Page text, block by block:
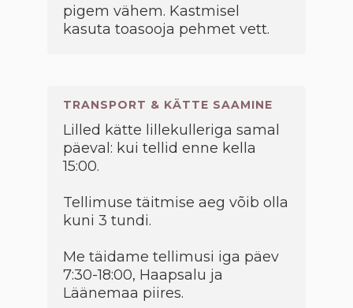
pigem vähem. Kastmisel
kasuta toasooja pehmet vett.
TRANSPORT & KÄTTE SAAMINE
Lilled kätte lillekulleriga samal
päeval: kui tellid enne kella
15:00.
Tellimuse täitmise aeg võib olla
kuni 3 tundi.
Me täidame tellimusi iga päev
7:30-18:00, Haapsalu ja
Läänemaa piires.